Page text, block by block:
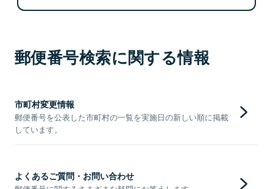
郵便番号検索に関する情報
市町村変更情報
郵便番号を公表した市町村の一覧を実施日の新しい順に掲載
しています。
よくあるご質問・お問い合わせ